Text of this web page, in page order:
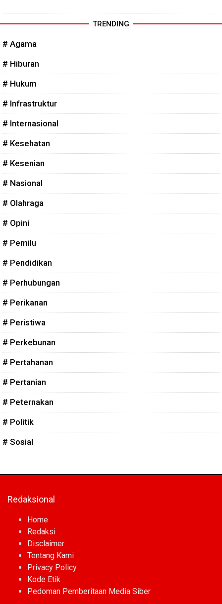
TRENDING
# Agama
# Hiburan
# Hukum
# Infrastruktur
# Internasional
# Kesehatan
# Kesenian
# Nasional
# Olahraga
# Opini
# Pemilu
# Pendidikan
# Perhubungan
# Perikanan
# Peristiwa
# Perkebunan
# Pertahanan
# Pertanian
# Peternakan
# Politik
# Sosial
Redaksional
Home
Redaksi
Disclaimer
Tentang Kami
Privacy Policy
Kode Etik
Pedoman Pemberitaan Media Siber